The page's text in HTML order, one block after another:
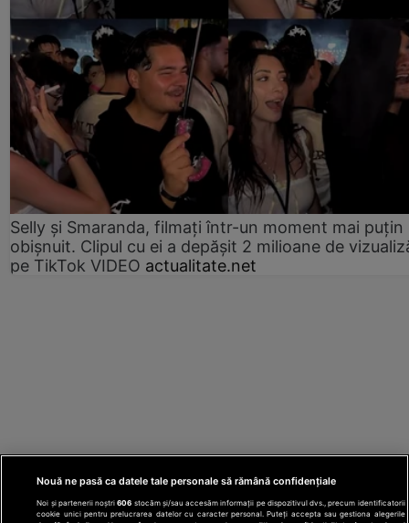
Selly și Smaranda, filmați într-un moment mai puțin
obișnuit. Clipul cu ei a depășit 2 milioane de
pe TikTok VIDEO actualitate.net
Nouă ne pasă ca datele tale personale să rămână confidențiale
Noi și partenerii noștri606 stocăm și/sau accesăm informații pe dispozitivul dvs., precum identificatorii
cookie unici pentru prelucrarea datelor cu caracter personal. Puteți accepta sau gestiona alegerile